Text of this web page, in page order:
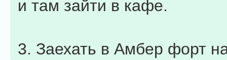
и там зайти в кафе.
3. Заехать в Амбер форт